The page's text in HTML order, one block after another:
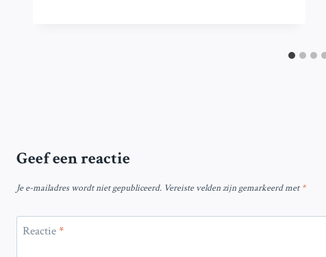
Geef een reactie
Je e-mailadres wordt niet gepubliceerd. Vereiste velden zijn gemarkeerd met*
Reactie*